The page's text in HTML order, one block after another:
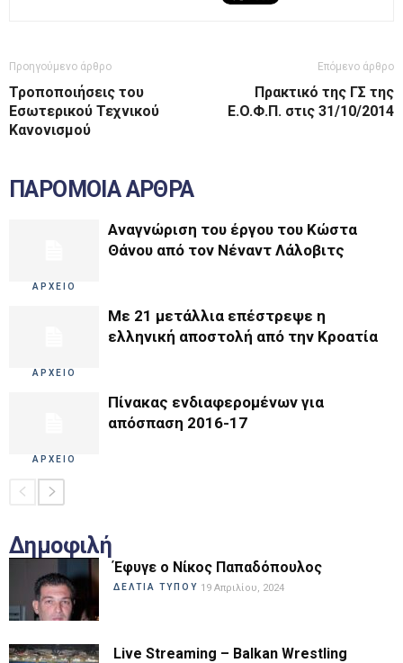
Προηγούμενο άρθρο
Τροποποιήσεις του
Εσωτερικού Τεχνικού
Κανονισμού
Επόμενο άρθρο
Πρακτικό της ΓΣ της
E.O.Φ.Π. στις 31/10/2014
ΠΑΡΟΜΟΙΑ ΑΡΘΡΑ
ΑΡΧΕΙΟ
Αναγνώριση του έργου του Κώστα
Θάνου από τον Νέναντ Λάλοβιτς
ΑΡΧΕΙΟ
Με 21 μετάλλια επέστρεψε η
ελληνική αποστολή από την Κροατία
ΑΡΧΕΙΟ
Πίνακας ενδιαφερομένων για
απόσπαση 2016-17
Δημοφιλή
Έφυγε ο Νίκος Παπαδόπουλος
ΔΕΛΤΙΑ ΤΥΠΟΥ 19 Απριλίου, 2024
Live Streaming – Balkan Wrestling